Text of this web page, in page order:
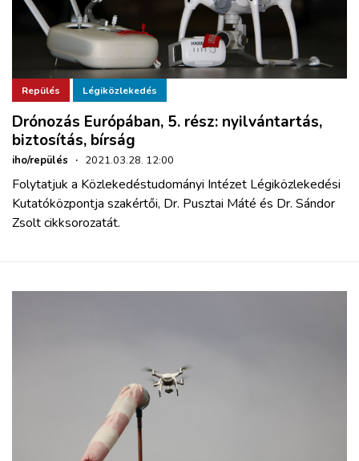
Repülés Légiközlekedés
Drónozás Európában, 5. rész: nyilvántartás,
biztosítás, bírság
iho/repülés · 2021.03.28. 12:00
Folytatjuk a Közlekedéstudományi Intézet Légiközlekedési
Kutatóközpontja szakértői, Dr. Pusztai Máté és Dr. Sándor
Zsolt cikksorozatát.